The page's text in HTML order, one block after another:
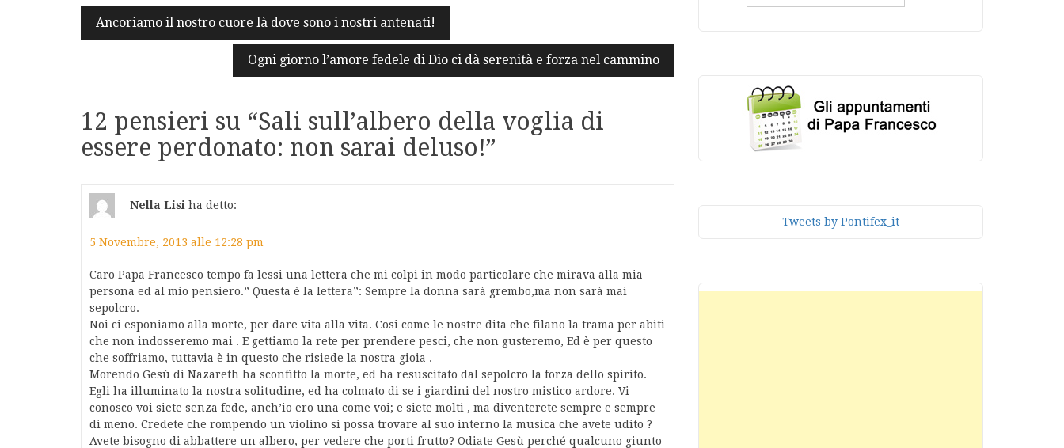
Navigazione
articoli
Ancoriamo il nostro cuore là dove sono i nostri antenati!
Ogni giorno l’amore fedele di Dio ci dà serenità e forza nel cammino
12 pensieri su “Sali sull’albero della voglia di
essere perdonato: non sarai deluso!”
Nella Lisi ha detto:
5 Novembre, 2013 alle 12:28 pm
Caro Papa Francesco tempo fa lessi una lettera che mi colpi in modo particolare che mirava alla mia
persona ed al mio pensiero.” Questa è la lettera”: Sempre la donna sarà grembo,ma non sarà mai
sepolcro.
Noi ci esponiamo alla morte, per dare vita alla vita. Cosi come le nostre dita che filano la trama per abiti
che non indosseremo mai . E gettiamo la rete per prendere pesci, che non gusteremo, Ed è per questo
che soffriamo, tuttavia è in questo che risiede la nostra gioia .
Morendo Gesù di Nazareth ha sconfitto la morte, ed ha resuscitato dal sepolcro la forza dello spirito.
Egli ha illuminato la nostra solitudine, ed ha colmato di se i giardini del nostro mistico ardore. Vi
conosco voi siete senza fede, anch’io ero una come voi; e siete molti , ma diventerete sempre e sempre
di meno. Credete che rompendo un violino si possa trovare al suo interno la musica che avete udito ?
Avete bisogno di abbattere un albero, per vedere che porti frutto? Odiate Gesù perché qualcuno giunto
Tweets by Pontifex_it